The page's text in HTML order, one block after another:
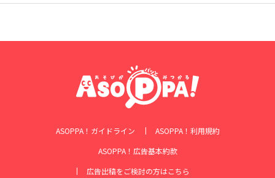
ASOPPA！ガイドライン
ASOPPA！利用規約
ASOPPA！広告基本約款
広告出稿をご検討の方はこちら